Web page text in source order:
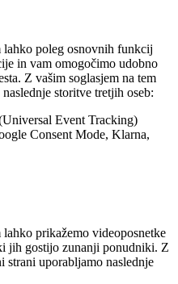
lahko poleg osnovnih funkcij
in vam omogočimo udobno
Z vašim soglasjem na tem
storitve tretjih oseb:
Event Tracking)
Consent Mode, Klarna,
lahko prikažemo videoposnetke
jih gostijo zunanji ponudniki. Z
strani uporabljamo naslednje